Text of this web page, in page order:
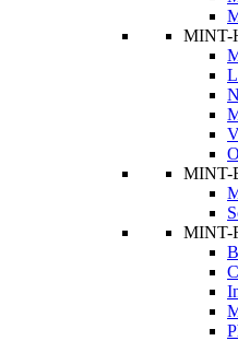
MINT-
MINT-
MINT-